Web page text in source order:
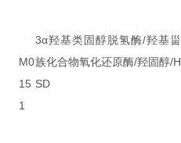
M0
15
1
3α羟基类固醇脱氢酶/羟基甾
族化合物氧化还原酶/羟固醇/H
SD